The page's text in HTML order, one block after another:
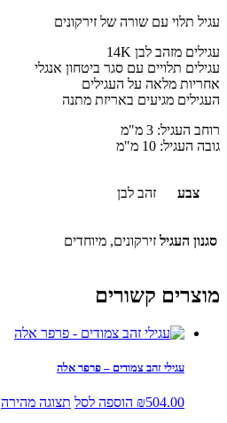
עגיל תלוי עם שורה של זירקונים
עגילים מזהב לבן 14K
עגילים תלויים עם סגר ביטחון אנגלי
אחריות מלאה על העגילים
העגילים מגיעים באריזת מתנה
רוחב העגיל: 3 מ"מ
גובה העגיל: 10 מ"מ
צבע זהב לבן
סגנון העגיל זירקונים, מיוחדים
מוצרים קשורים
עגילי זהב צמודים – פרפר אלה
₪504.00 הוספה לסל תצוגה מהירה